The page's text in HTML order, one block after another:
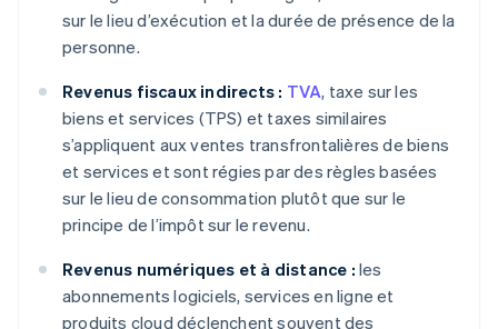
sur le lieu d’exécution et la durée de présence de la
personne.
Revenus fiscaux indirects : TVA, taxe sur les
biens et services (TPS) et taxes similaires
s’appliquent aux ventes transfrontalières de biens
et services et sont régies par des règles basées
sur le lieu de consommation plutôt que sur le
principe de l’impôt sur le revenu.
Revenus numériques et à distance : les
abonnements logiciels, services en ligne et
produits cloud déclenchent souvent des